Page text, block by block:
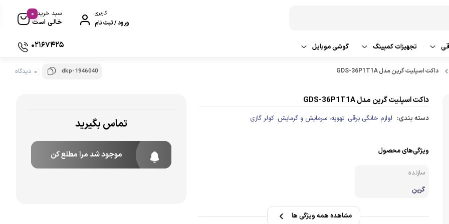
کاربری
ورود / ثبت نام
سبد خرید
خالی است
0
شو و نظافت
و گرمایش
تجهیزات کمپینگ
تراول ماگ
گوشی موبایل
گوشی سامسونگ
گوشی شیائومی
گوشی اپل
02167425
داکت اسپلیت گرین مدل GDS-36P1T1A dkp-1946040 0 دیدگاه
داکت اسپلیت گرین مدل GDS-36P1T1A
دسته بندی: لوازم خانگی برقی،تهویه، سرمایش و گرمایش،کولر گازی
ویژگی‌های محصول
سازنده
گرین
مشاهده همه ویژگی ها
تماس بگیرید
موجود شد مرا مطلع کن